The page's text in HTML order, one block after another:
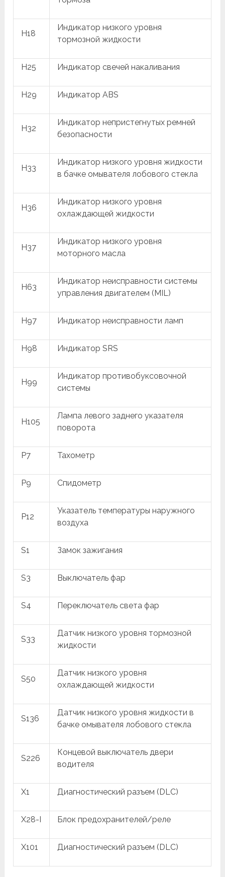
H18
Индикатор низкого уровня
тормозной жидкости
H25 Индикатор свечей накаливания
H29 Индикатор ABS
H32
Индикатор непристегнутых ремней
безопасности
H33
Индикатор низкого уровня жидкости
в бачке омывателя лобового стекла
H36
Индикатор низкого уровня
охлаждающей жидкости
H37
Индикатор низкого уровня
моторного масла
H63
Индикатор неисправности системы
управления двигателем (MIL)
H97 Индикатор неисправности ламп
H98 Индикатор SRS
H99
Индикатор противобуксовочной
системы
H105
Лампа левого заднего указателя
поворота
P7 Тахометр
P9 Спидометр
P12
Указатель температуры наружного
воздуха
S1 Замок зажигания
S3 Выключатель фар
S4 Переключатель света фар
S33
Датчик низкого уровня тормозной
жидкости
S50
Датчик низкого уровня
охлаждающей жидкости
S136
Датчик низкого уровня жидкости в
бачке омывателя лобового стекла
S226
Концевой выключатель двери
водителя
X1 Диагностический разъем (DLC)
X28-I Блок предохранителей/реле
X101 Диагностический разъем (DLC)